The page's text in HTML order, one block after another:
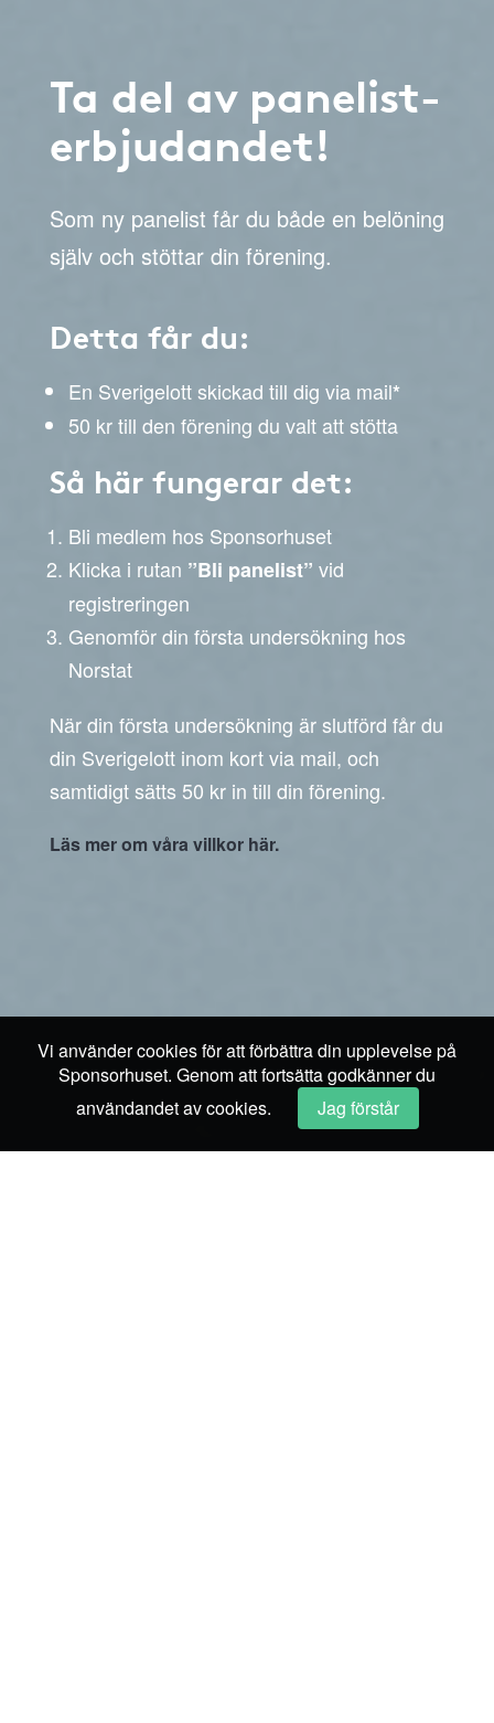
Ta del av panelist-
erbjudandet!
Som ny panelist får du både en belöning
själv och stöttar din förening.
Detta får du:
En Sverigelott skickad till dig via mail*
50 kr till den förening du valt att stötta
Så här fungerar det:
Bli medlem hos Sponsorhuset
Klicka i rutan ”Bli panelist” vid
registreringen
Genomför din första undersökning hos
Norstat
När din första undersökning är slutförd får du
din Sverigelott inom kort via mail, och
samtidigt sätts 50 kr in till din förening.
Läs mer om våra villkor här.
Vi använder cookies för att förbättra din upplevelse på
Sponsorhuset. Genom att fortsätta godkänner du
användandet av cookies.
Jag förstår